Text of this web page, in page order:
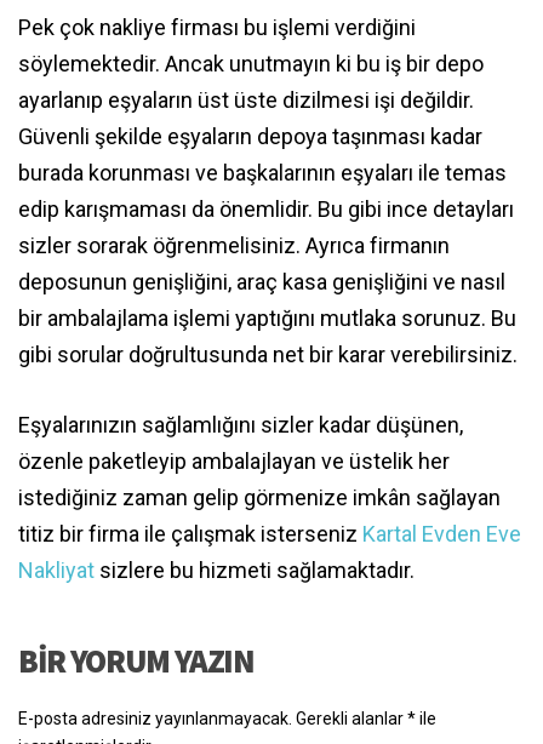
Pek çok nakliye firması bu işlemi verdiğini
söylemektedir. Ancak unutmayın ki bu iş bir depo
ayarlanıp eşyaların üst üste dizilmesi işi değildir.
Güvenli şekilde eşyaların depoya taşınması kadar
burada korunması ve başkalarının eşyaları ile temas
edip karışmaması da önemlidir. Bu gibi ince detayları
sizler sorarak öğrenmelisiniz. Ayrıca firmanın
deposunun genişliğini, araç kasa genişliğini ve nasıl
bir ambalajlama işlemi yaptığını mutlaka sorunuz. Bu
gibi sorular doğrultusunda net bir karar verebilirsiniz.
Eşyalarınızın sağlamlığını sizler kadar düşünen,
özenle paketleyip ambalajlayan ve üstelik her
istediğiniz zaman gelip görmenize imkân sağlayan
titiz bir firma ile çalışmak isterseniz Kartal Evden Eve
Nakliyat sizlere bu hizmeti sağlamaktadır.
BIR YORUM YAZIN
E-posta adresiniz yayınlanmayacak. Gerekli alanlar*ile